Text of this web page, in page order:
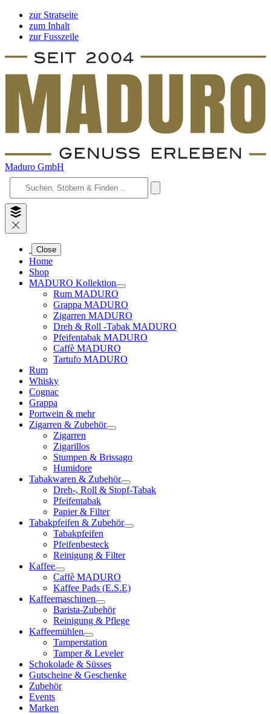
zur Stratseite
zum Inhalt
zur Fusszeile
Maduro GmbH
Close
Home
Shop
MADURO Kollektion
Rum MADURO
Grappa MADURO
Zigarren MADURO
Dreh & Roll -Tabak MADURO
Pfeifentabak MADURO
Caffè MADURO
Tartufo MADURO
Rum
Whisky
Cognac
Grappa
Portwein & mehr
Zigarren & Zubehör
Zigarren
Zigarillos
Stumpen & Brissago
Humidore
Tabakwaren & Zubehör
Dreh-, Roll & Stopf-Tabak
Pfeifentabak
Papier & Filter
Tabakpfeifen & Zubehör
Tabakpfeifen
Pfeifenbesteck
Reinigung & Filter
Kaffee
Caffè MADURO
Kaffee Pads (E.S.E)
Kaffeemaschinen
Barista-Zubehör
Reinigung & Pflege
Kaffeemühlen
Tamperstation
Tamper & Leveler
Schokolade & Süsses
Gutscheine & Geschenke
Zubehör
Events
Marken